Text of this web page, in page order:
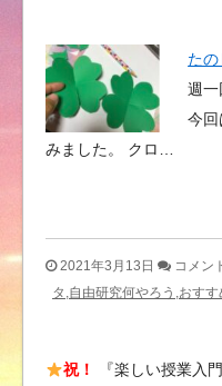
たの
週一
今回
みました。 クロ…
2021年3月13日
た
の
草
コメン
タ,自由研究何やろう,おす
祝！
『楽しい授業入